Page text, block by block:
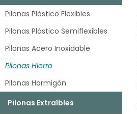
Pilonas Plástico Flexibles
Pilonas Plástico Semiflexibles
Pilonas Acero Inoxidable
Pilonas Hierro
Pilonas Hormigón
Pilonas Extraíbles